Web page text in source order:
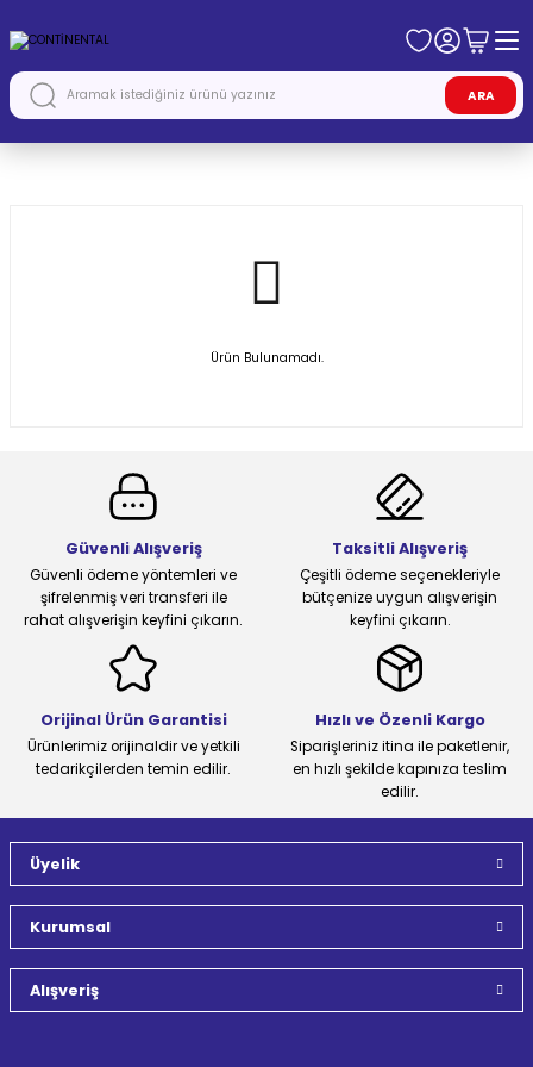
ARA
Ürün Bulunamadı.
Güvenli Alışveriş
Güvenli ödeme yöntemleri ve
şifrelenmiş veri transferi ile
rahat alışverişin keyfini çıkarın.
Taksitli Alışveriş
Çeşitli ödeme seçenekleriyle
bütçenize uygun alışverişin
keyfini çıkarın.
Orijinal Ürün Garantisi
Ürünlerimiz orijinaldir ve yetkili
tedarikçilerden temin edilir.
Hızlı ve Özenli Kargo
Siparişleriniz itina ile paketlenir,
en hızlı şekilde kapınıza teslim
edilir.
Üyelik
Kurumsal
Alışveriş